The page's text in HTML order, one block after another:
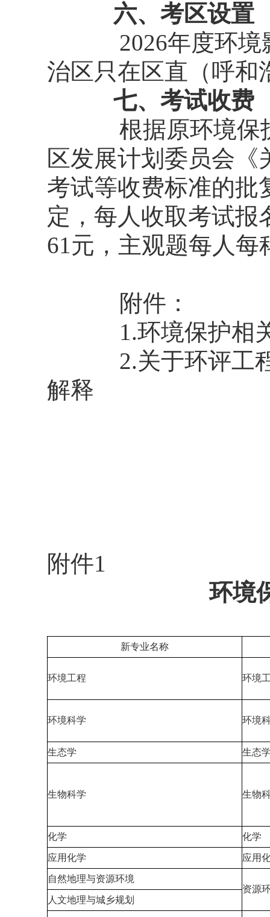
六、考区设置
2026年度环
治区只在区直（呼和
七、考试收费
根据原环境保
区发展计划委员会
考试等收费标准的批
定，每人收取考试报
61元，主观题每人每
附件：
1.环境保护相
2.关于环评工
解释
附件1
环境
新专业名称
环境工程 环境
环境科学 环境
生态学 生态
生物科学 生物
化学 化学
应用化学 应用
自然地理与资源环境
资源
人文地理与城乡规划